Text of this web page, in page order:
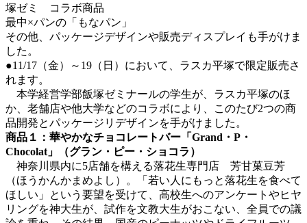
塚ゼミ コラボ商品
最中×パンの「もなパン」
その他、パッケージデザインや販売ディスプレイも手がけま
した。
●11/17（金）～19（日）において、ラスカ平塚で限定販売さ
れます。
本学経営学部飯塚ゼミナールの学生が、ラスカ平塚のほ
か、老舗店や他大学などのコラボにより、このたび2つの商
品開発とパッケージリデザインを手がけました。
商品１：華やかなチョコレートバー「Grand・P・
Chocolat」（グラン・ピー・ショコラ）
神奈川県内に5店舗を構える落花生専門店 芳甘菓豆芳
（ほうかんかまめよし）。「若い人にもっと落花生を食べて
ほしい」という要望を受けて、高校生へのアンケートやヒヤ
リングを神大生が、試作を文教大生がおこない、全員での議